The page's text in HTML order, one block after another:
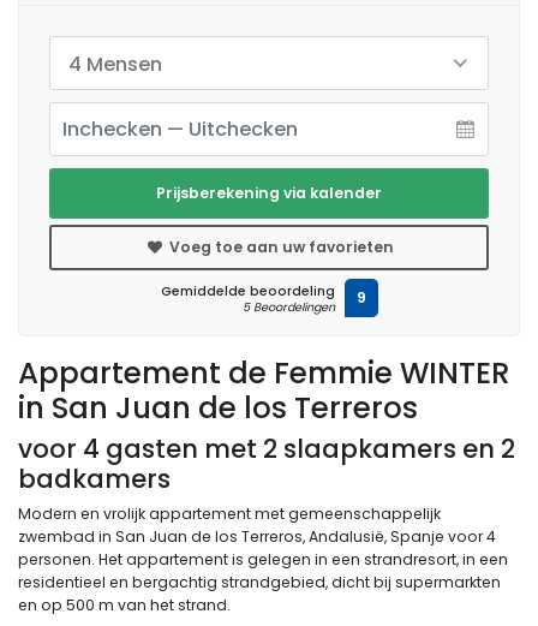
Appartement de Femmie WINTER
in San Juan de los Terreros
voor 4 gasten met 2 slaapkamers en 2
badkamers
Modern en vrolijk appartement met gemeenschappelijk
zwembad in San Juan de los Terreros, Andalusië, Spanje voor 4
personen. Het appartement is gelegen in een strandresort, in een
residentieel en bergachtig strandgebied, dicht bij supermarkten
en op 500 m van het strand.
4 Mensen
Prijsberekening via kalender
Voeg toe aan uw favorieten
Gemiddelde beoordeling
5 Beoordelingen 9